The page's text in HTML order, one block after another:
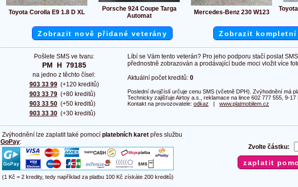
Toyota Corolla E9 1.8 D XL
Porsche 924 Coupe Targa
Automat
Mercedes-Benz 230 W123
Zobrazit nově přidané veterány Zobrazit kompletní
Pošlete SMS ve tvaru:
PM  H  79185
na jedno z těchto čísel:
903 33 99
903 33 79
903 33 50
903 33 30
(+120 kreditů)
(+80 kreditů)
(+50 kreditů)
(+30 kreditů)
Líbí se Vám tento veterán? Pro jeho podporu stačí poslat
přednostně zobrazován a prodávající bude moci vložit více
Aktuální počet kreditů: 0
Poslední dvojčíslí určuje cenu SMS (včetně DPH). Zvýhodnění má
Technicky zajišťuje Airtoy a.s., reklamace na lince 602 777 555, 9-17
Kontakt na provozovatele: odkaz | www.platmobilem.cz
Zvýhodnění lze zaplatit také pomocí platebních karet přes službu
GoPay:
(1 Kč = 2 kredity, tedy například za platbu 100 Kč získáte 200 kreditů)
Zvolte částku: